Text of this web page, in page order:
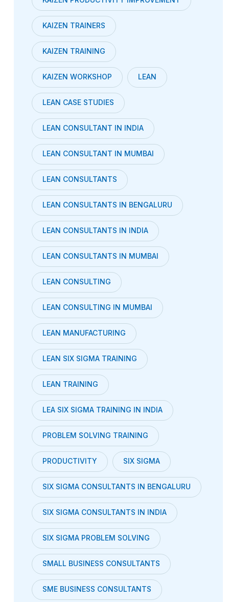
KAIZEN TRAINERS
KAIZEN TRAINING
KAIZEN WORKSHOP LEAN
LEAN CASE STUDIES
LEAN CONSULTANT IN INDIA
LEAN CONSULTANT IN MUMBAI
LEAN CONSULTANTS
LEAN CONSULTANTS IN BENGALURU
LEAN CONSULTANTS IN INDIA
LEAN CONSULTANTS IN MUMBAI
LEAN CONSULTING
LEAN CONSULTING IN MUMBAI
LEAN MANUFACTURING
LEAN SIX SIGMA TRAINING
LEAN TRAINING
LEA SIX SIGMA TRAINING IN INDIA
PROBLEM SOLVING TRAINING
PRODUCTIVITY SIX SIGMA
SIX SIGMA CONSULTANTS IN BENGALURU
SIX SIGMA CONSULTANTS IN INDIA
SIX SIGMA PROBLEM SOLVING
SMALL BUSINESS CONSULTANTS
SME BUSINESS CONSULTANTS